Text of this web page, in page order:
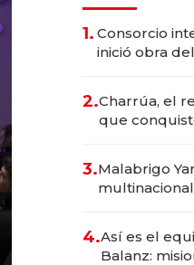
1. Consorcio
inició obra
millones
2.Charrúa, el
que
prepara
3.Malabrigo
4.Así es el
Balanz: